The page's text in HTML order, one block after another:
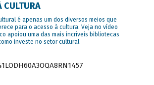
CULTURA
é apenas um dos diversos meios que
para o acesso à cultura. Veja no vídeo
apoiou uma das mais incríveis bibliotecas
investe no setor cultural.